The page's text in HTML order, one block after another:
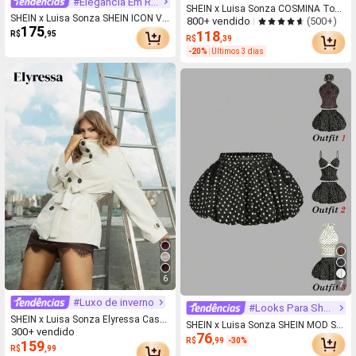
SHEIN x Luisa Sonza SHEIN ICON Ve
stido Midi Busto com Recorte nas C
ostas em Renda Francesa Sexy Ame
R$175,95
6
#Luxo de inverno
SHEIN x Luisa Sonza Elyressa Casa
co Trench Feminino de Manga Long
a, Cintura Solta, Cor Sólida e Casual
300+ vendido
R$159,99
SHEIN x Luisa Sonza COSMINA Top
Feminina com Gola Halter, Bainha co
m Babado e Listras
800+ vendido (500+)
R$118 ,39
-20%
Últimos 3 dias
7
#Looks Para Shows
SHEIN x Luisa Sonza SHEIN MOD Sai
a com Bainha Bolha Floral com Aca
bamento em Laço Preto, Calça Forra
R$76 ,99 -30%